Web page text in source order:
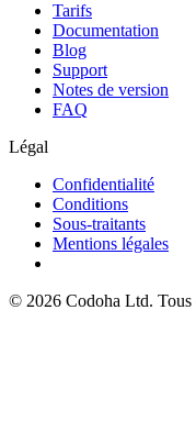
Tarifs
Documentation
Blog
Support
Notes de version
FAQ
Légal
Confidentialité
Conditions
Sous-traitants
Mentions légales
© 2026 Codoha Ltd. Tous